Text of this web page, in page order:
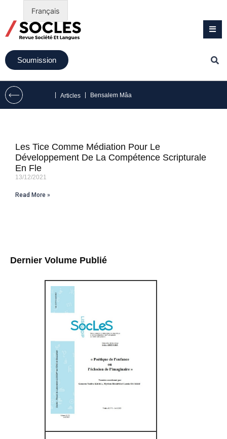
Soumission
Articles Bensalem Mâa
Dernier Volume Publié
Les Tice Comme Médiation Pour Le
Développement De La Compétence Scripturale
En Fle
13/12/2021
Read More »
Français